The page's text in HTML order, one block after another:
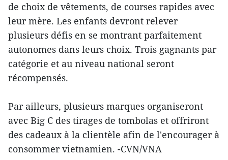
de choix de vêtements, de courses rapides avec
leur mère. Les enfants devront relever
plusieurs défis en se montrant parfaitement
autonomes dans leurs choix. Trois gagnants par
catégorie et au niveau national seront
récompensés.
Par ailleurs, plusieurs marques organiseront
avec Big C des tirages de tombolas et offriront
des cadeaux à la clientèle afin de l'encourager à
consommer vietnamien. -CVN/VNA